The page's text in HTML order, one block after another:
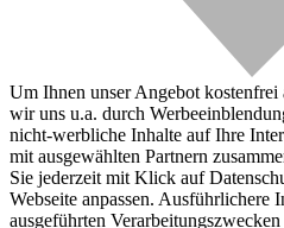
Um Ihnen unser Angebot
wir uns u.a. durch
nicht-werbliche Inhalte auf Ihre
mit ausgewählten Partnern
Sie jederzeit mit Klick auf
Webseite anpassen. Ausführlichere
ausgeführten